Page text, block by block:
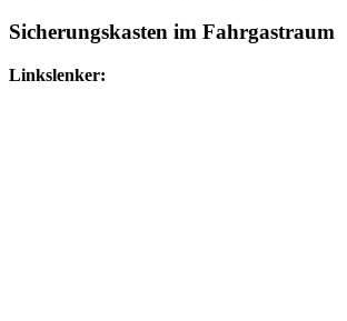
Sicherungskasten im Fahrgastraum
Linkslenker: